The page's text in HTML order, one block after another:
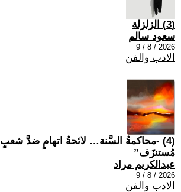
(3) الزلزلة
سعود سالم
2026 / 8 / 9
الادب والفن
(4) -محاكمةُ السَّنة… لائحةُ اتهامٍ ضدَّ شعبٍ
مُستنزَف”
عبدالكريم مراد
2026 / 8 / 9
الادب والفن